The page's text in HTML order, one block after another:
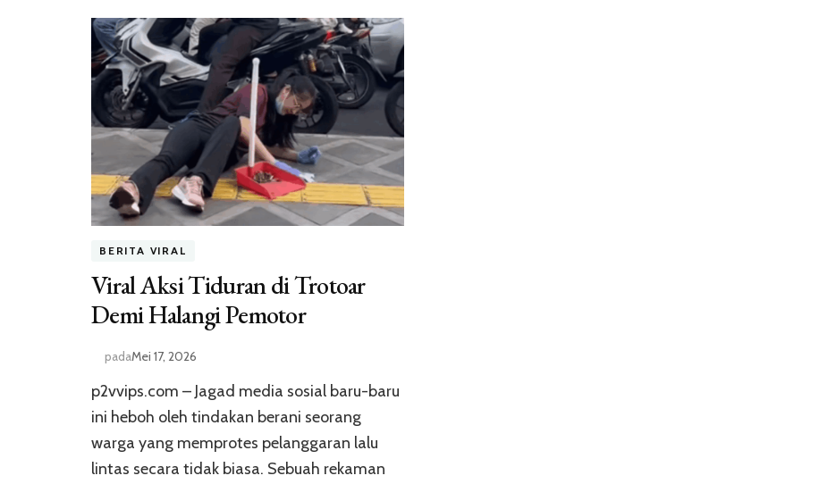
BERITA VIRAL
Viral Aksi Tiduran di Trotoar
Demi Halangi Pemotor
padaMei 17, 2026
p2vvips.com – Jagad media sosial baru-baru
ini heboh oleh tindakan berani seorang
warga yang memprotes pelanggaran lalu
lintas secara tidak biasa. Sebuah rekaman